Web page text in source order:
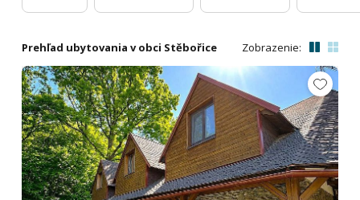
Prehľad ubytovania v obci Stěbořice Zobrazenie: